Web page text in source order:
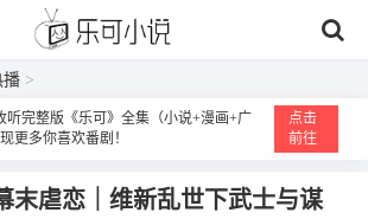
播 >
听完整版《乐可》全集（小说+漫画+广
更多你喜欢番剧！
点击
前往
末虐恋｜维新乱世下武士与谋